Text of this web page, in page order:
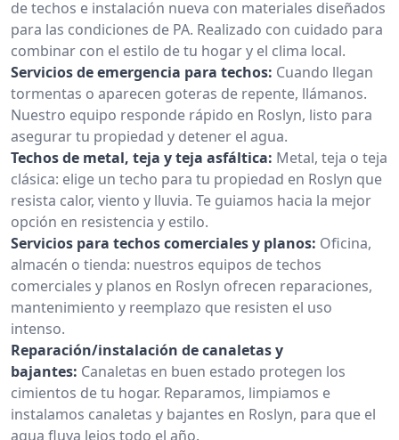
de techos e instalación nueva con materiales diseñados
para las condiciones de PA. Realizado con cuidado para
combinar con el estilo de tu hogar y el clima local.
Servicios de emergencia para techos: Cuando llegan
tormentas o aparecen goteras de repente, llámanos.
Nuestro equipo responde rápido en Roslyn, listo para
asegurar tu propiedad y detener el agua.
Techos de metal, teja y teja asfáltica: Metal, teja o teja
clásica: elige un techo para tu propiedad en Roslyn que
resista calor, viento y lluvia. Te guiamos hacia la mejor
opción en resistencia y estilo.
Servicios para techos comerciales y planos: Oficina,
almacén o tienda: nuestros equipos de techos
comerciales y planos en Roslyn ofrecen reparaciones,
mantenimiento y reemplazo que resisten el uso
intenso.
Reparación/instalación de canaletas y
bajantes: Canaletas en buen estado protegen los
cimientos de tu hogar. Reparamos, limpiamos e
instalamos canaletas y bajantes en Roslyn, para que el
agua fluya lejos todo el año.